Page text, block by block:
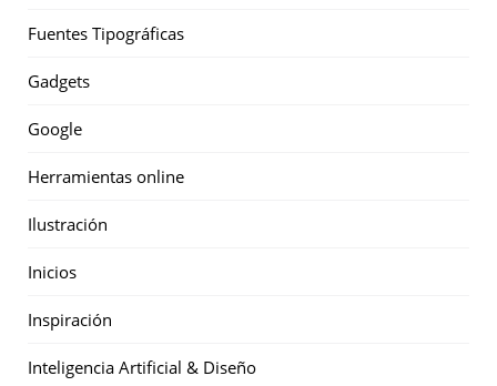
Fuentes Tipográficas
Gadgets
Google
Herramientas online
Ilustración
Inicios
Inspiración
Inteligencia Artificial & Diseño